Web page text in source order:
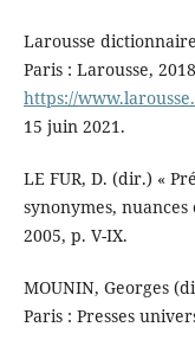
Larousse
Paris : Larousse,
https://
15 juin 2021.
LE FUR, D. (dir.) «
synonymes, nuances
2005, p. V-IX.
MOUNIN, Georges
Paris : Presses